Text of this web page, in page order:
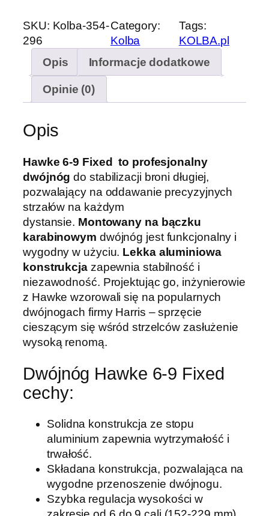
o
ś
w
n
ó
g
H
w
k
e
-
m
o
n
SKU: Kolba-354-
296
Category:
Kolba
Tags:
KOLBA.pl
Opis
Informacje dodatkowe
Opinie (0)
Opis
Hawke 6-9 Fixed to profesjonalny
dwójnóg do stabilizacji broni długiej,
pozwalający na oddawanie precyzyjnych
strzałów na każdym
dystansie. Montowany na bączku
karabinowym dwójnóg jest funkcjonalny i
wygodny w użyciu. Lekka aluminiowa
konstrukcjazapewnia stabilność i
niezawodność. Projektując go, inżynierowie
z Hawke wzorowali się na popularnych
dwójnogach firmy Harris – sprzęcie
cieszącym się wśród strzelców zasłużenie
wysoką renomą.
Dwójnóg Hawke 6-9 Fixed
cechy:
Solidna konstrukcja ze stopu
aluminium zapewnia wytrzymałość i
trwałość.
Składana konstrukcja, pozwalająca na
wygodne przenoszenie dwójnogu.
Szybka regulacja wysokości w